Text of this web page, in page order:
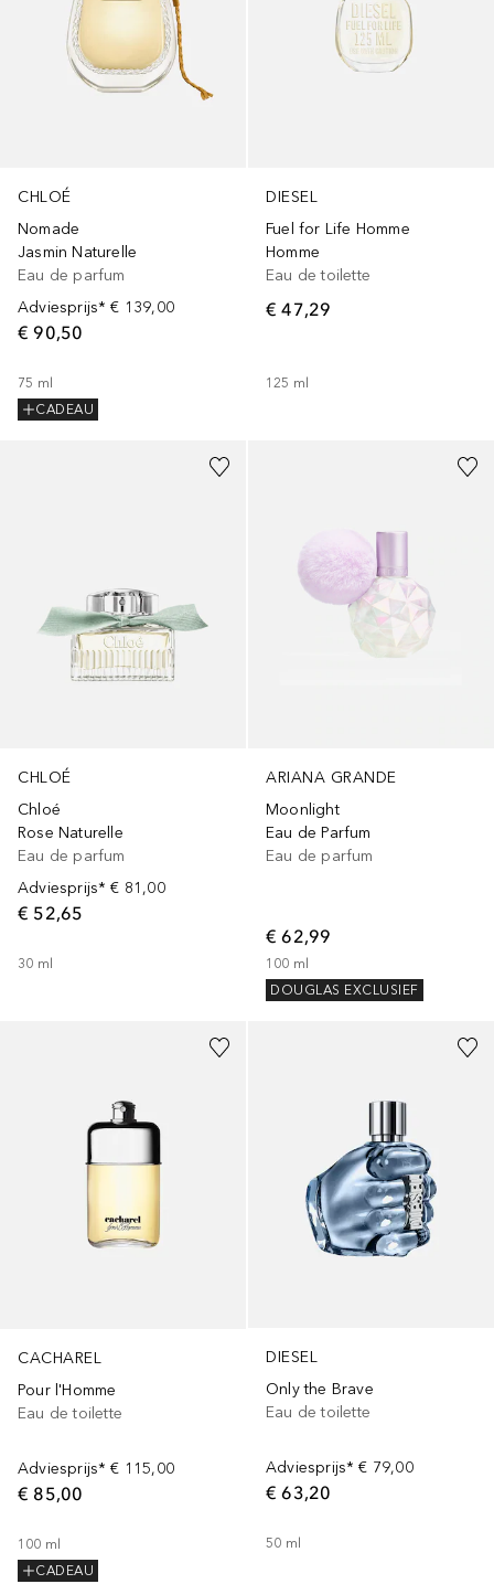
CHLOÉ
Nomade
Jasmin Naturelle
Eau de parfum
Adviesprijs* € 139,00
€ 90,50
75 ml
CADEAU
DIESEL
Fuel for Life Homme
Homme
Eau de toilette
€ 47,29
125 ml
CHLOÉ
Chloé
Rose Naturelle
Eau de parfum
Adviesprijs* € 81,00
€ 52,65
30 ml
ARIANA GRANDE
Moonlight
Eau de Parfum
Eau de parfum
€ 62,99
100 ml
DOUGLAS EXCLUSIEF
CACHAREL
Pour l'Homme
Eau de toilette
Adviesprijs* € 115,00
€ 85,00
100 ml
CADEAU
DIESEL
Only the Brave
Eau de toilette
Adviesprijs* € 79,00
€ 63,20
50 ml